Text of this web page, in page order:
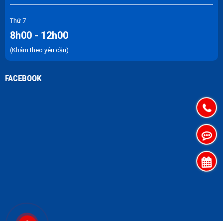
Thứ 7
8h00 - 12h00
(Khám theo yêu cầu)
FACEBOOK